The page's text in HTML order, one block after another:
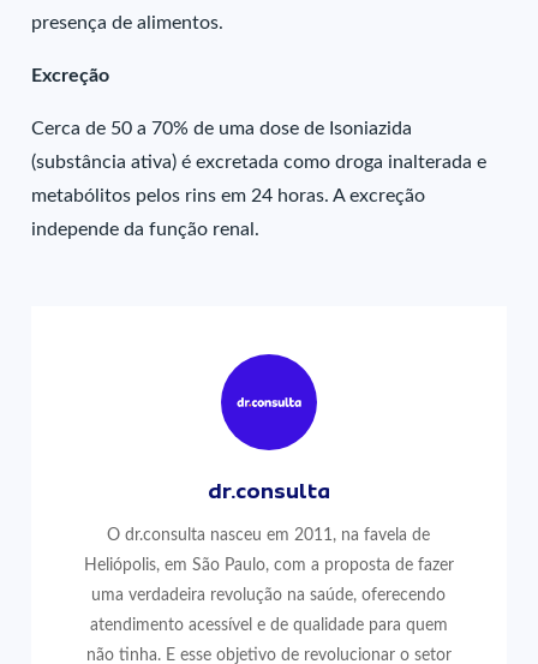
presença de alimentos.
Excreção
Cerca de 50 a 70% de uma dose de Isoniazida
(substância ativa) é excretada como droga inalterada e
metabólitos pelos rins em 24 horas. A excreção
independe da função renal.
dr.consulta
O dr.consulta nasceu em 2011, na favela de
Heliópolis, em São Paulo, com a proposta de fazer
uma verdadeira revolução na saúde, oferecendo
atendimento acessível e de qualidade para quem
não tinha. E esse objetivo de revolucionar o setor